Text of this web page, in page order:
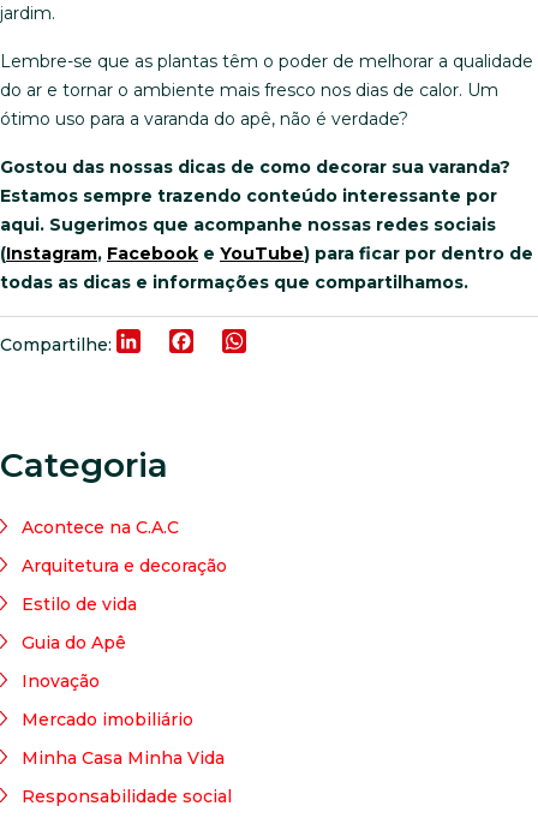
jardim.
Lembre-se que as plantas têm o poder de melhorar a qualidade
do ar e tornar o ambiente mais fresco nos dias de calor. Um
ótimo uso para a varanda do apê, não é verdade?
Gostou das nossas dicas de como decorar sua varanda?
Estamos sempre trazendo conteúdo interessante por
aqui. Sugerimos que acompanhe nossas redes sociais
(Instagram, Facebook e YouTube) para ficar por dentro de
todas as dicas e informações que compartilhamos.
Compartilhe: LinkedInFacebook
Categoria
Acontece na C.A.C
Arquitetura e decoração
Estilo de vida
Guia do Apê
Inovação
Mercado imobiliário
Minha Casa Minha Vida
Responsabilidade social